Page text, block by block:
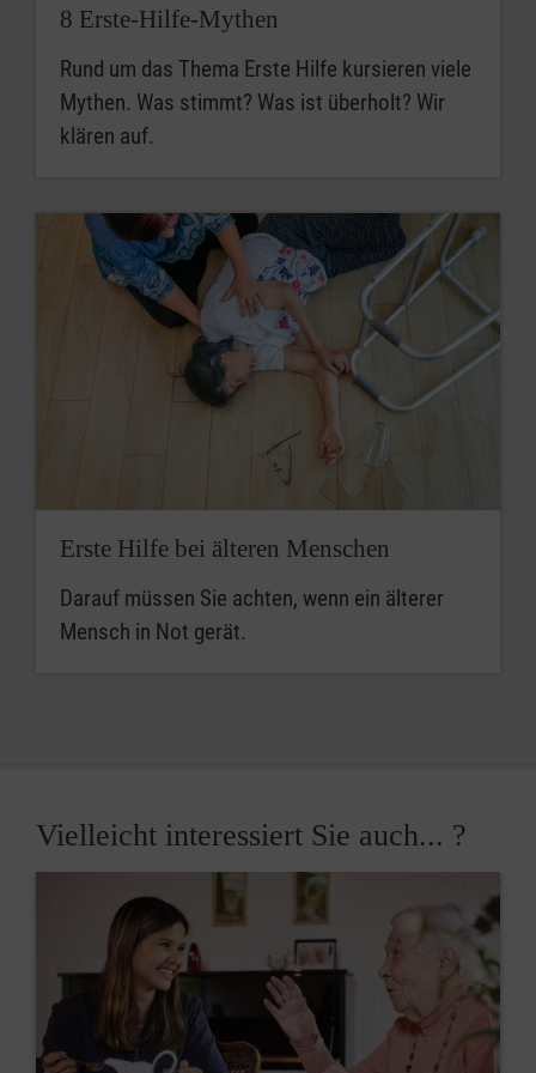
8 Erste-Hilfe-Mythen
Rund um das Thema Erste Hilfe kursieren viele
Mythen. Was stimmt? Was ist überholt? Wir
klären auf.
Erste Hilfe bei älteren Menschen
Darauf müssen Sie achten, wenn ein älterer
Mensch in Not gerät.
Vielleicht interessiert Sie auch... ?